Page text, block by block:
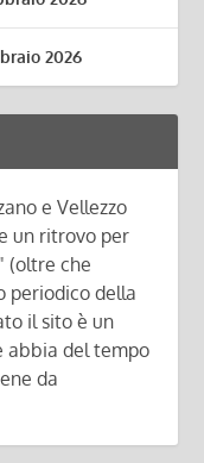
2026
e Vellezzo
un ritrovo per
(oltre che
periodico della
il sito è un
abbia del tempo
da